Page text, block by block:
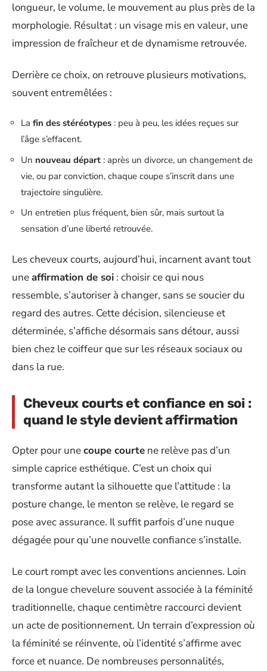
longueur, le volume, le mouvement au plus près de la
morphologie. Résultat : un visage mis en valeur, une
impression de fraîcheur et de dynamisme retrouvée.
Derrière ce choix, on retrouve plusieurs motivations,
souvent entremêlées :
La fin des stéréotypes : peu à peu, les idées reçues sur
l’âge s’effacent.
Un nouveau départ : après un divorce, un changement de
vie, ou par conviction, chaque coupe s’inscrit dans une
trajectoire singulière.
Un entretien plus fréquent, bien sûr, mais surtout la
sensation d’une liberté retrouvée.
Les cheveux courts, aujourd’hui, incarnent avant tout
uneaffirmation de soi : choisir ce qui nous
ressemble, s’autoriser à changer, sans se soucier du
regard des autres. Cette décision, silencieuse et
déterminée, s’affiche désormais sans détour, aussi
bien chez le coiffeur que sur les réseaux sociaux ou
dans la rue.
Cheveux courts et confiance en soi :
quand le style devient affirmation
Opter pour unecoupe courte ne relève pas d’un
simple caprice esthétique. C’est un choix qui
transforme autant la silhouette que l’attitude : la
posture change, le menton se relève, le regard se
pose avec assurance. Il suffit parfois d’une nuque
dégagée pour qu’une nouvelle confiance s’installe.
Le court rompt avec les conventions anciennes. Loin
de la longue chevelure souvent associée à la féminité
traditionnelle, chaque centimètre raccourci devient
un acte de positionnement. Un terrain d’expression où
la féminité se réinvente, où l’identité s’affirme avec
force et nuance. De nombreuses personnalités,